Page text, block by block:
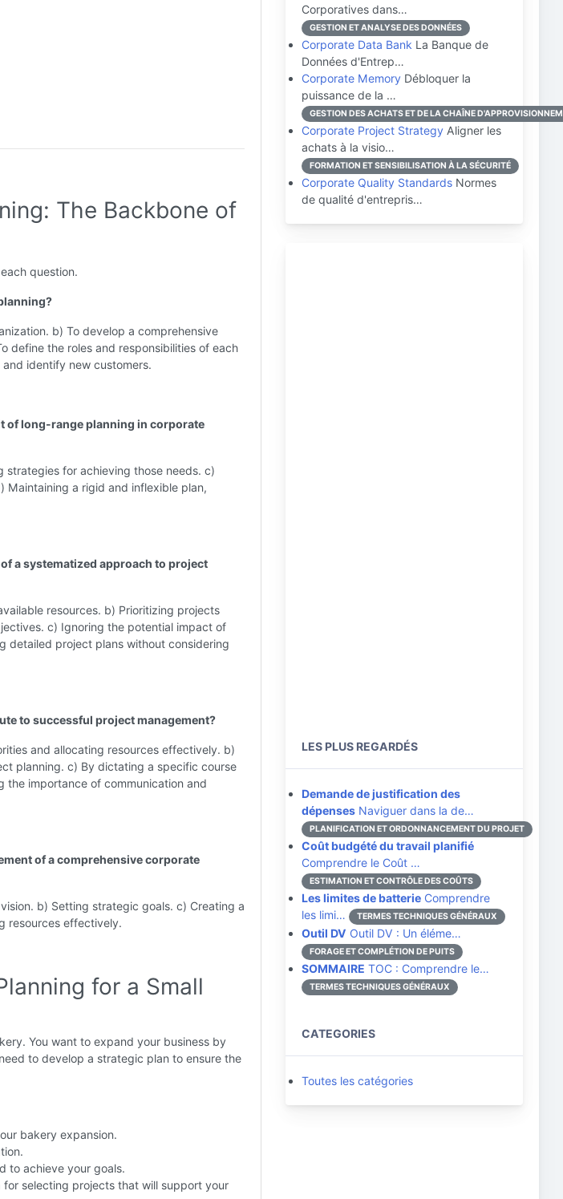
The Backbone of
question.
b) To develop a comprehensive
define the roles and responsibilities of each
identify new customers.
of long-range planning in corporate
strategies for achieving those needs. c)
Maintaining a rigid and inflexible plan,
a systematized approach to project
resources. b) Prioritizing projects
c) Ignoring the potential impact of
detailed project plans without considering
to successful project management?
and allocating resources effectively. b)
planning. c) By dictating a specific course
the importance of communication and
of a comprehensive corporate
b) Setting strategic goals. c) Creating a
resources effectively.
for a Small
You want to expand your business by
to develop a strategic plan to ensure the
bakery expansion.
to achieve your goals.
for selecting projects that will support your
Corporatives dans…
GESTION ET ANALYSE DES DONNÉES
Corporate Data Bank La Banque de
Données d'Entrep…
Corporate Memory Débloquer la
puissance de la …
GESTION DES ACHATS ET DE LA CHAÎNE
Corporate Project Strategy Aligner les
achats à la visio…
FORMATION ET SENSIBILISATION À LA SÉCURITÉ
Corporate Quality Standards Normes
de qualité d'entrepris…
LES PLUS REGARDÉS
Demande de justification des
dépenses Naviguer dans la de…
PLANIFICATION ET ORDONNANCEMENT DU PROJET
Coût budgété du travail planifié
Comprendre le Coût …
ESTIMATION ET CONTRÔLE DES COÛTS
Les limites de batterie Comprendre
les limi…
TERMES TECHNIQUES GÉNÉRAUX
Outil DV Outil DV : Un éléme…
FORAGE ET COMPLÉTION DE PUITS
SOMMAIRE TOC : Comprendre le…
TERMES TECHNIQUES GÉNÉRAUX
CATEGORIES
Toutes les catégories